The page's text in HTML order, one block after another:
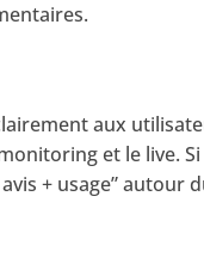
clairement aux
et le live. Si
+ usage” autour